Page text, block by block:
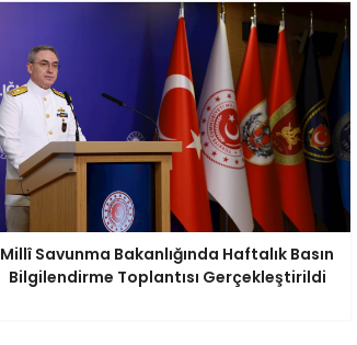
Millî Savunma Bakanlığında Haftalık Basın
Bilgilendirme Toplantısı Gerçekleştirildi